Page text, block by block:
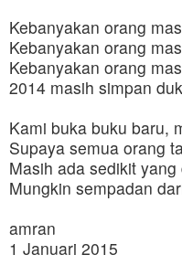
Kebanyakan orang
Kebanyakan orang
Kebanyakan orang
2014 masih simpan
Kami buka buku baru,
Supaya semua orang
Masih ada sedikit yang
Mungkin sempadan
amran
1 Januari 2015